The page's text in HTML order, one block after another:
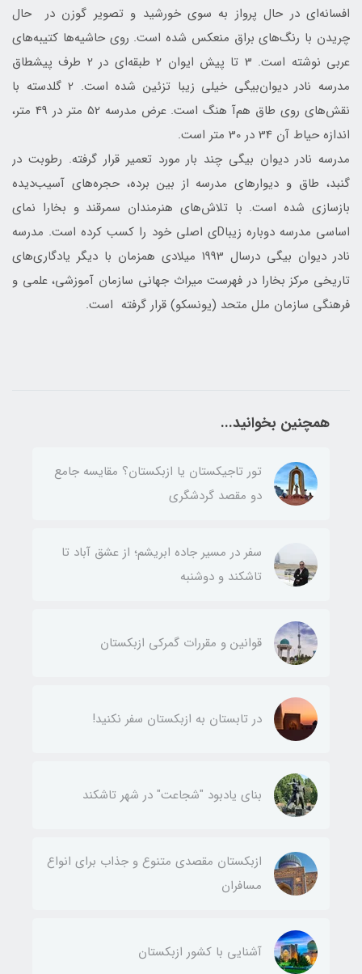
افسانه‌ای در حال پرواز به سوی خورشید و تصویر گوزن در حال
چریدن با رنگ‌های براق منعکس شده است. روی حاشیه‌ها کتیبه‌های
عربی نوشته است. 3 تا پیش‌ ایوان 2 طبقه‌ای در 2 طرف پیشطاق
مدرسه نادر دیوان‌بیگی خیلی زیبا تزئین شده است. 2 گلدسته با
نقش‌های روی طاق هم‌آ هنگ است. عرض مدرسه 52 متر در 49 متر،
اندازه حیاط آن 34 در 30 متر است.
مدرسه نادر دیوان‌ بیگی چند بار مورد تعمیر قرار گرفته. رطوبت در
گنبد، طاق و دیوارهای مدرسه از بین برده، حجره‌های آسیب‌دیده
بازسازی شده است. با تلاش‌های هنرمندان سمرقند و بخارا نمای
اساسی مدرسه دوباره زیباDی اصلی خود را کسب کرده است. مدرسه
نادر دیوان‌ بیگی درسال 1993 میلادی همزمان با دیگر یادگاری‌های
تاریخی مرکز بخارا در فهرست میراث جهانی سازمان آموزشی، علمی و
فرهنگی سازمان ملل متحد (یونسکو) قرار گرفته است.
همچنین بخوانید...
تور تاجیکستان یا ازبکستان؟ مقایسه جامع
دو مقصد گردشگری
سفر در مسیر جاده ابریشم؛ از عشق آباد تا
تاشکند و دوشنبه
قوانین و مقررات گمرکی ازبکستان
در تابستان به ازبکستان سفر نکنید!
بنای یادبود "شجاعت" در شهر تاشکند
ازبکستان مقصدی متنوع و جذاب برای انواع
مسافران
آشنایی با کشور ازبکستان